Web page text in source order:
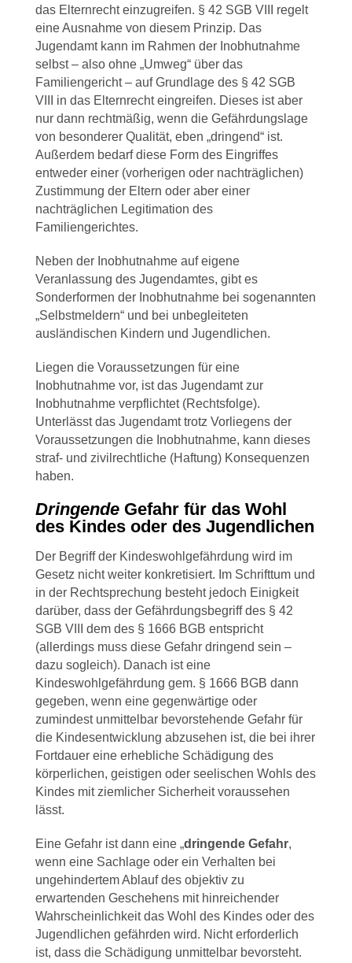
das Elternrecht einzugreifen. § 42 SGB VIII regelt
eine Ausnahme von diesem Prinzip. Das
Jugendamt kann im Rahmen der Inobhutnahme
selbst – also ohne „Umweg“ über das
Familiengericht – auf Grundlage des § 42 SGB
VIII in das Elternrecht eingreifen. Dieses ist aber
nur dann rechtmäßig, wenn die Gefährdungslage
von besonderer Qualität, eben „dringend“ ist.
Außerdem bedarf diese Form des Eingriffes
entweder einer (vorherigen oder nachträglichen)
Zustimmung der Eltern oder aber einer
nachträglichen Legitimation des
Familiengerichtes.
Neben der Inobhutnahme auf eigene
Veranlassung des Jugendamtes, gibt es
Sonderformen der Inobhutnahme bei sogenannten
„Selbstmeldern“ und bei unbegleiteten
ausländischen Kindern und Jugendlichen.
Liegen die Voraussetzungen für eine
Inobhutnahme vor, ist das Jugendamt zur
Inobhutnahme verpflichtet (Rechtsfolge).
Unterlässt das Jugendamt trotz Vorliegens der
Voraussetzungen die Inobhutnahme, kann dieses
straf- und zivilrechtliche (Haftung) Konsequenzen
haben.
Dringende Gefahr für das Wohl
des Kindes oder des Jugendlichen
Der Begriff der Kindeswohlgefährdung wird im
Gesetz nicht weiter konkretisiert. Im Schrifttum und
in der Rechtsprechung besteht jedoch Einigkeit
darüber, dass der Gefährdungsbegriff des § 42
SGB VIII dem des § 1666 BGB entspricht
(allerdings muss diese Gefahr dringend sein –
dazu sogleich). Danach ist eine
Kindeswohlgefährdung gem. § 1666 BGB dann
gegeben, wenn eine gegenwärtige oder
zumindest unmittelbar bevorstehende Gefahr für
die Kindesentwicklung abzusehen ist, die bei ihrer
Fortdauer eine erhebliche Schädigung des
körperlichen, geistigen oder seelischen Wohls des
Kindes mit ziemlicher Sicherheit voraussehen
lässt.
Eine Gefahr ist dann eine „dringende Gefahr,
wenn eine Sachlage oder ein Verhalten bei
ungehindertem Ablauf des objektiv zu
erwartenden Geschehens mit hinreichender
Wahrscheinlichkeit das Wohl des Kindes oder des
Jugendlichen gefährden wird. Nicht erforderlich
ist, dass die Schädigung unmittelbar bevorsteht.